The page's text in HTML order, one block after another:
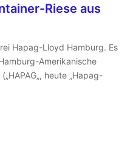
Riese aus
Hapag-Lloyd Hamburg. Es
Amerikanische
heute „Hapag-